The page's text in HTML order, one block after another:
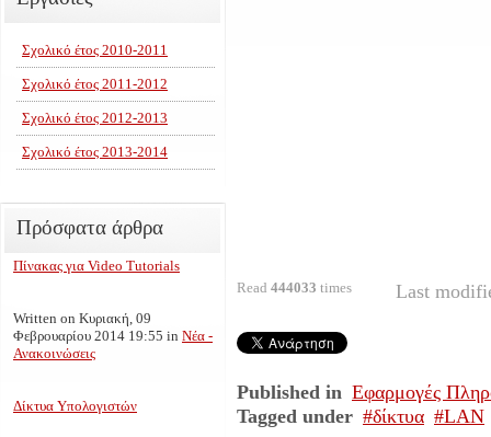
Σχολικό έτος 2010-2011
Σχολικό έτος 2011-2012
Σχολικό έτος 2012-2013
Σχολικό έτος 2013-2014
Πρόσφατα άρθρα
Πίνακας για Video Tutorials
Written on Κυριακή, 09
Φεβρουαρίου 2014 19:55 in Νέα -
Ανακοινώσεις
Δίκτυα Υπολογιστών
Read 444033 times Last
Published in Εφαρμογές
Tagged under
δίκτυα LAN